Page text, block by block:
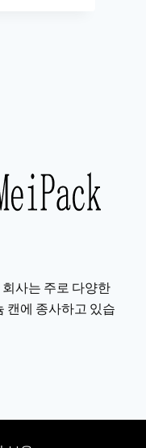
사는 주로 다양한
캔에 종사하고 있습